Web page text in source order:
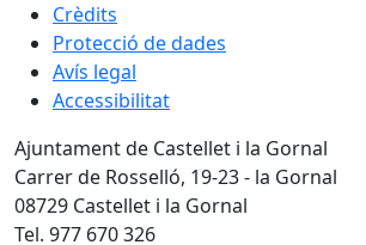
Crèdits
Protecció de dades
Avís legal
Accessibilitat
Ajuntament de Castellet i la Gornal
Carrer de Rosselló, 19-23 - la Gornal
08729 Castellet i la Gornal
Tel. 977 670 326